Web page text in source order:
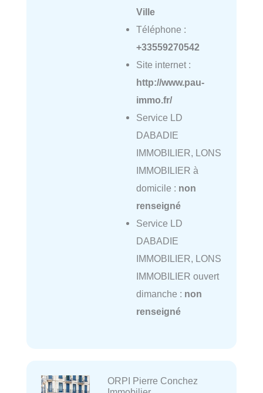
Ville
Téléphone :
+33559270542
Site internet :
http://www.pau-
immo.fr/
Service LD
DABADIE
IMMOBILIER, LONS
IMMOBILIER à
domicile : non
renseigné
Service LD
DABADIE
IMMOBILIER, LONS
IMMOBILIER ouvert
dimanche : non
renseigné
ORPI Pierre Conchez